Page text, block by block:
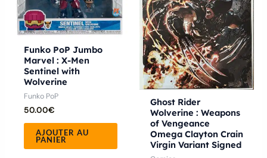
Funko PoP Jumbo
Marvel : X-Men
Sentinel with
Wolverine
Funko PoP
50.00€
AJOUTER AU
PANIER
Ghost Rider
Wolverine : Weapons
of Vengeance
Omega Clayton Crain
Virgin Variant Signed
Les
être
sur
du